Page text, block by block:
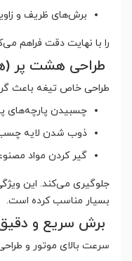
برش‌های ظریف و
را با نهایت دقت فراهم
طراحی هشت پر
طراحی خاص تیغه باعث
چسبیدن پارچه‌های
ذوب شدن لایه
گیر کردن مواد
جلوگیری می‌کند. این
بسیار مناسب کرده است.
برش سریع و
سرعت بالای موتور و